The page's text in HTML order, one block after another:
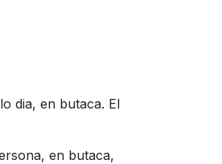
dia, en butaca. El
en butaca,